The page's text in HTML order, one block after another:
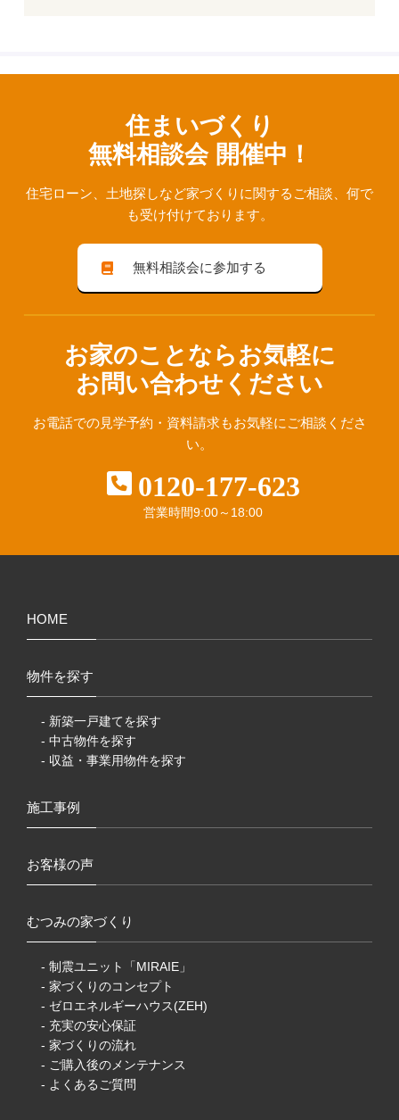
住まいづくり
無料相談会 開催中！
住宅ローン、⼟地探しなど家づくりに関するご相談、 何で
も受け付けております。
無料相談会に参加する
お家のことならお気軽に
お問い合わせください
お電話での見学予約・資料請求もお気軽にご相談くださ
い。
0120-177-623
営業時間9:00～18:00
HOME
物件を探す
- 新築一戸建てを探す
- 中古物件を探す
- 収益・事業用物件を探す
施工事例
お客様の声
むつみの家づくり
- 制震ユニット「MIRAIE」
- 家づくりのコンセプト
- ゼロエネルギーハウス(ZEH)
- 充実の安心保証
- 家づくりの流れ
- ご購入後のメンテナンス
- よくあるご質問